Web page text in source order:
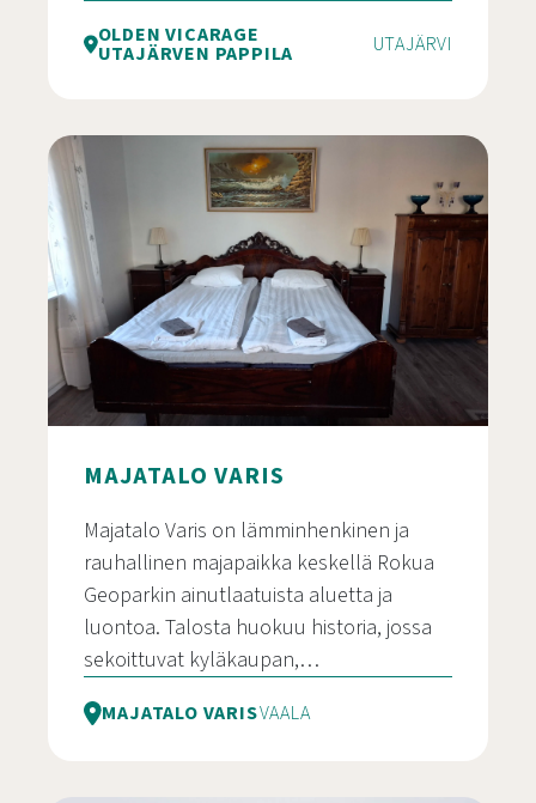
OLDEN VICARAGE
UTAJÄRVEN PAPPILA UTAJÄRVI
MAJATALO VARIS
Majatalo Varis on lämminhenkinen ja
rauhallinen majapaikka keskellä Rokua
Geoparkin ainutlaatuista aluetta ja
luontoa. Talosta huokuu historia, jossa
sekoittuvat kyläkaupan,…
MAJATALO VARISVAALA